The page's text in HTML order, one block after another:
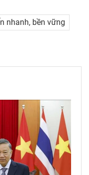
nhanh, bền vững